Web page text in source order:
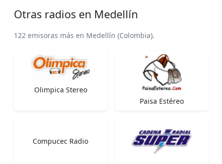
Otras radios en Medellín
122 emisoras más en Medellín (Colombia).
Olimpica Stereo
Paisa Estéreo
Compucec Radio